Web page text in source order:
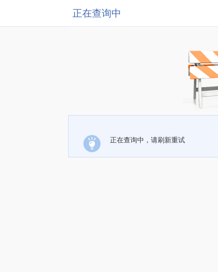
正在查询中
正在查询中，请刷新重试